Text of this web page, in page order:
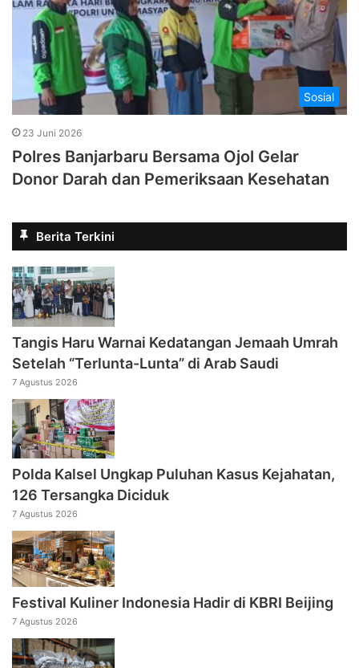
Sosial
23 Juni 2026
Polres Banjarbaru Bersama Ojol Gelar
Donor Darah dan Pemeriksaan Kesehatan
Berita Terkini
Tangis Haru Warnai Kedatangan Jemaah Umrah
Setelah “Terlunta-Lunta” di Arab Saudi
7 Agustus 2026
Polda Kalsel Ungkap Puluhan Kasus Kejahatan,
126 Tersangka Diciduk
7 Agustus 2026
Festival Kuliner Indonesia Hadir di KBRI Beijing
7 Agustus 2026